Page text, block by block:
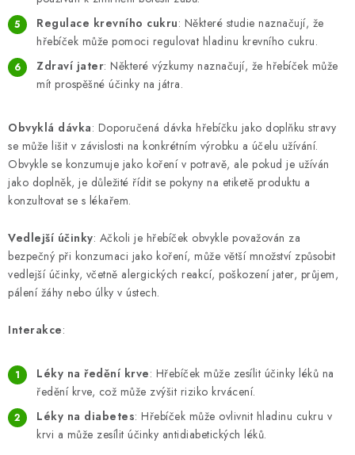
Regulace krevního cukru: Některé studie naznačují, že
hřebíček může pomoci regulovat hladinu krevního cukru.
Zdraví jater: Některé výzkumy naznačují, že hřebíček může
mít prospěšné účinky na játra.
Obvyklá dávka: Doporučená dávka hřebíčku jako doplňku stravy
se může lišit v závislosti na konkrétním výrobku a účelu užívání.
Obvykle se konzumuje jako koření v potravě, ale pokud je užíván
jako doplněk, je důležité řídit se pokyny na etiketě produktu a
konzultovat se s lékařem.
Vedlejší účinky: Ačkoli je hřebíček obvykle považován za
bezpečný při konzumaci jako koření, může větší množství způsobit
vedlejší účinky, včetně alergických reakcí, poškození jater, průjem,
pálení žáhy nebo úlky v ústech.
Interakce:
Léky na ředění krve: Hřebíček může zesílit účinky léků na
ředění krve, což může zvýšit riziko krvácení.
Léky na diabetes: Hřebíček může ovlivnit hladinu cukru v
krvi a může zesílit účinky antidiabetických léků.